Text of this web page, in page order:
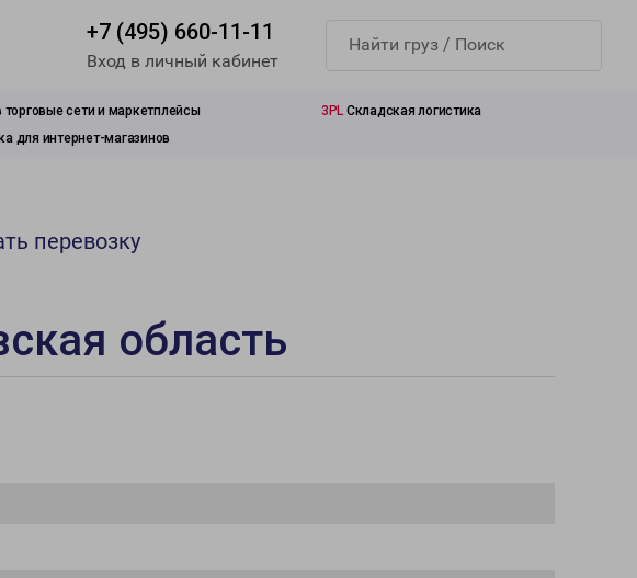
+7 (495) 660-11-11
Вход в личный кабинет
сети и маркетплейсы 3PL Складская логистика
для интернет-магазинов
перевозку
область